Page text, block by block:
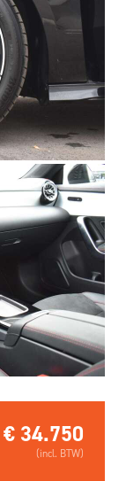
€ 34.750
(incl. BTW)